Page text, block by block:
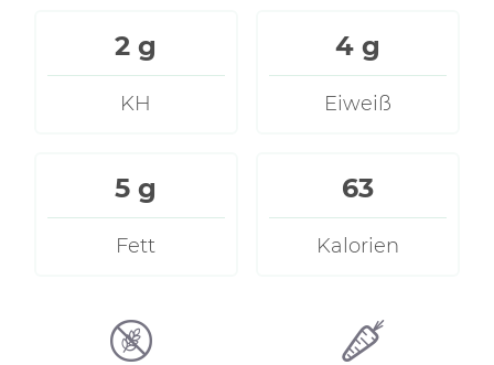
2 g
KH
4 g
Eiweiß
5 g
Fett
63
Kalorien